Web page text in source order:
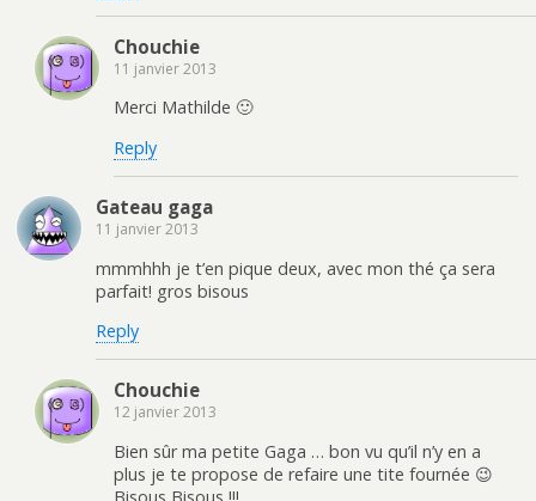
Chouchie
11 janvier 2013
Merci Mathilde 🙂
Reply
Gateau gaga
11 janvier 2013
mmmhhh je t’en pique deux, avec mon thé ça sera
parfait! gros bisous
Reply
Chouchie
12 janvier 2013
Bien sûr ma petite Gaga … bon vu qu’il n’y en a
plus je te propose de refaire une tite fournée 😉
Bisous Bisous !!!